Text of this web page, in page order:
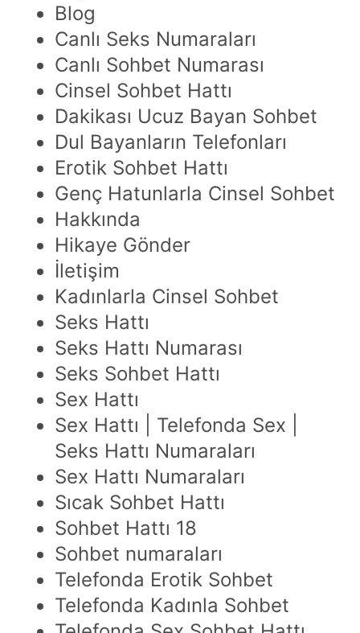
Blog
Canlı Seks Numaraları
Canlı Sohbet Numarası
Cinsel Sohbet Hattı
Dakikası Ucuz Bayan Sohbet
Dul Bayanların Telefonları
Erotik Sohbet Hattı
Genç Hatunlarla Cinsel Sohbet
Hakkında
Hikaye Gönder
İletişim
Kadınlarla Cinsel Sohbet
Seks Hattı
Seks Hattı Numarası
Seks Sohbet Hattı
Sex Hattı
Sex Hattı | Telefonda Sex |
Seks Hattı Numaraları
Sex Hattı Numaraları
Sıcak Sohbet Hattı
Sohbet Hattı 18
Sohbet numaraları
Telefonda Erotik Sohbet
Telefonda Kadınla Sohbet